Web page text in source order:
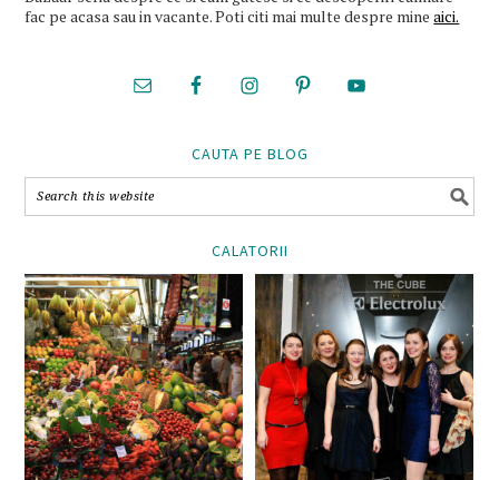
fac pe acasa sau in vacante. Poti citi mai multe despre mineaici.
CAUTA PE BLOG
CALATORII